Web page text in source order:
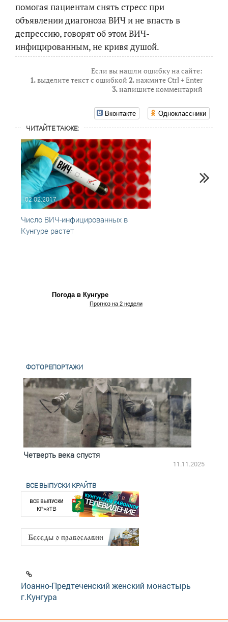
помогая пациентам снять стресс при
объявлении диагоноза ВИЧ и не впасть в
депрессию, говорят об этом ВИЧ-
инфицированным, не кривя душой.
Если вы нашли ошибку на сайте:
1.выделите текст с ошибкой 2.нажмите Ctrl + Enter
3.напишите комментарий
Вконтакте Одноклассники
ЧИТАЙТЕ ТАКЖЕ:
02.02.2017
Число ВИЧ-инфицированных в
Кунгуре растет
Погода в Кунгуре
Прогноз на 2 недели
ФОТОРЕПОРТАЖИ
Четверть века спустя
11.11.2025
ВСЕ ВЫПУСКИ КРАЙТВ
Иоанно-Предтеченский женский монастырь
г.Кунгура